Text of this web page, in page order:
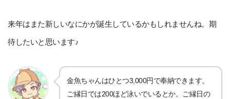
来年はまた新しいなにかが誕生しているかもしれませんね。期
待したいと思います♪
金魚ちゃんはひとつ3,000円で奉納できます。
ご縁日では200ほど泳いでいるとか。ご縁日の